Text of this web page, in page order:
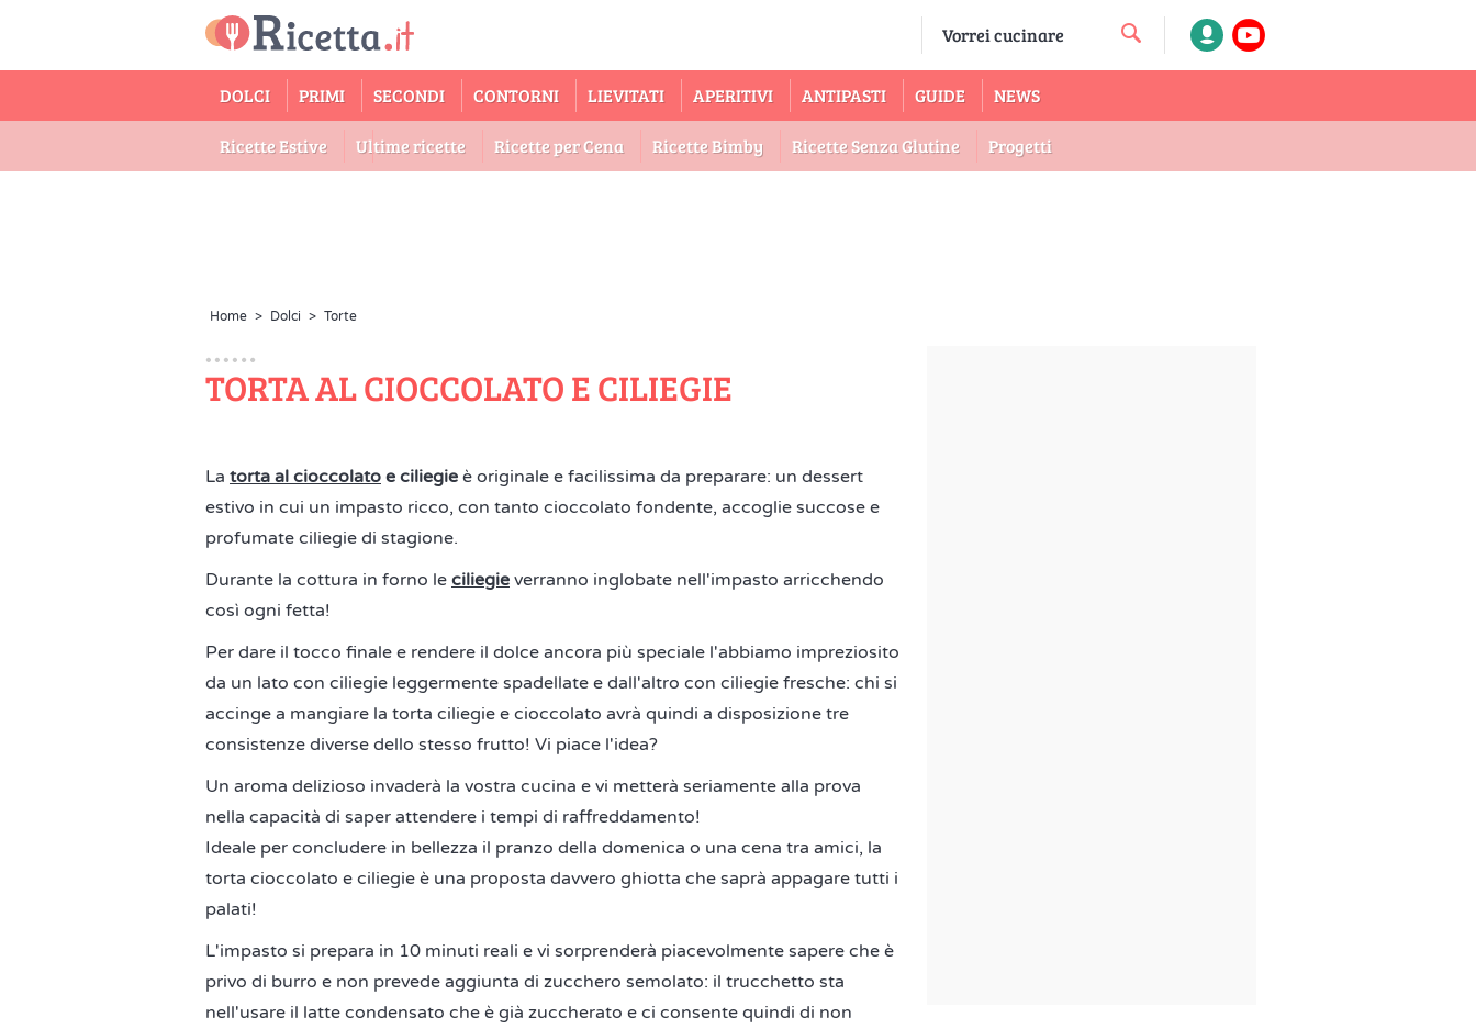
DOLCI PRIMI SECONDI CONTORNI LIEVITATI APERITIVI ANTIPASTI GUIDE NEWS
Ricette Estive Ultime ricette Ricette per Cena Ricette Bimby Ricette Senza Glutine Progetti
Home > Dolci > Torte
TORTA AL CIOCCOLATO E CILIEGIE
La torta al cioccolato e ciliegie è originale e facilissima da preparare: un dessert
estivo in cui un impasto ricco, con tanto cioccolato fondente, accoglie succose e
profumate ciliegie di stagione.
Durante la cottura in forno le ciliegie verranno inglobate nell'impasto arricchendo
così ogni fetta!
Per dare il tocco finale e rendere il dolce ancora più speciale l'abbiamo impreziosito
da un lato con ciliegie leggermente spadellate e dall'altro con ciliegie fresche: chi si
accinge a mangiare la torta ciliegie e cioccolato avrà quindi a disposizione tre
consistenze diverse dello stesso frutto! Vi piace l'idea?
Un aroma delizioso invaderà la vostra cucina e vi metterà seriamente alla prova
nella capacità di saper attendere i tempi di raffreddamento!
Ideale per concludere in bellezza il pranzo della domenica o una cena tra amici, la
torta cioccolato e ciliegie è una proposta davvero ghiotta che saprà appagare tutti i
palati!
L'impasto si prepara in 10 minuti reali e vi sorprenderà piacevolmente sapere che è
privo di burro e non prevede aggiunta di zucchero semolato: il trucchetto sta
nell'usare il latte condensato che è già zuccherato e ci consente quindi di non